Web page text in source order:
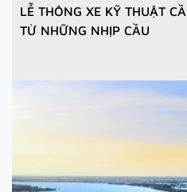
LỄ THÔNG XE KỸ THUẬT
TỪ NHỮNG NHỊP CẦU